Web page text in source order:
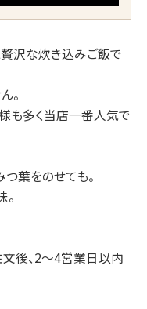
沢な炊き込みご飯で
。
も多く当店一番人気で
葉をのせても。
文後、2～4営業日以内